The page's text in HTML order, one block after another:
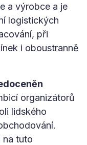
a výrobce a je
logistických
při
i oboustranně
organizátorů
lidského
na tuto